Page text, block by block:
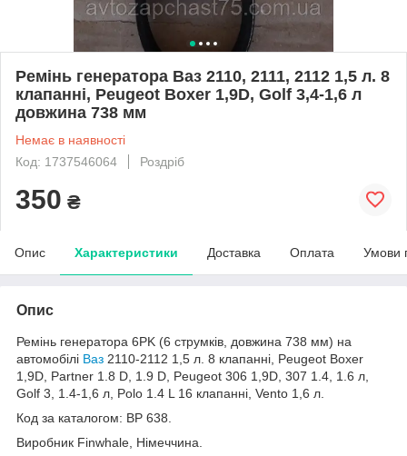
Ремінь генератора Ваз 2110, 2111, 2112 1,5 л. 8
клапанні, Peugeot Boxer 1,9D, Golf 3,4-1,6 л
довжина 738 мм
Немає в наявності
Код: 1737546064
Роздріб
350 ₴
Опис Характеристики Доставка Оплата Умови
Опис
Ремінь генератора 6PK (6 струмків, довжина 738 мм) на
автомобілі Ваз 2110-2112 1,5 л. 8 клапанні, Peugeot Boxer
1,9D, Partner 1.8 D, 1.9 D, Peugeot 306 1,9D, 307 1.4, 1.6 л,
Golf 3, 1.4-1,6 л, Polo 1.4 L 16 клапанні, Vento 1,6 л.
Код за каталогом: BP 638.
Виробник Finwhale, Німеччина.